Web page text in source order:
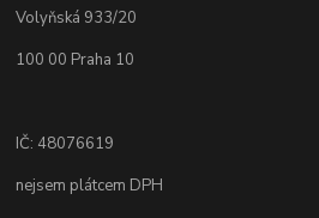
Volyňská 933/20
100 00 Praha 10
IČ: 48076619
nejsem plátcem DPH